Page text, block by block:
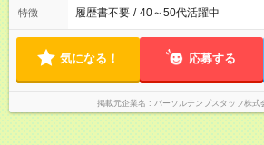
特徴 履歴書不要 / 40～50代活躍中
気になる！ 応募する
掲載元企業名 パーソルテンプスタッフ株